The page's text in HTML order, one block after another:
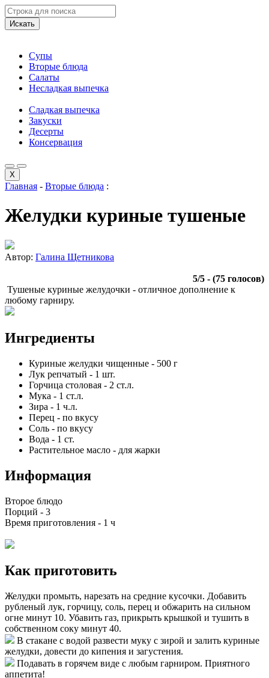
Искать
Супы
Вторые блюда
Салаты
Несладкая выпечка
Сладкая выпечка
Закуски
Десерты
Консервация
X
Главная - Вторые блюда :
Желудки куриные тушеные
Автор: Галина Щетникова
5/5 - (75 голосов)
Тушеные куриные желудочки - отличное дополнение к
любому гарниру.
Ингредиенты
Куриные желудки чищенные - 500 г
Лук репчатый - 1 шт.
Горчица столовая - 2 ст.л.
Мука - 1 ст.л.
Зира - 1 ч.л.
Перец - по вкусу
Соль - по вкусу
Вода - 1 ст.
Растительное масло - для жарки
Информация
Второе блюдо
Порций - 3
Время приготовления - 1 ч
Как приготовить
Желудки промыть, нарезать на средние кусочки. Добавить
рубленый лук, горчицу, соль, перец и обжарить на сильном
огне минут 10. Убавить газ, прикрыть крышкой и тушить в
собственном соку минут 40.
В стакане с водой развести муку с зирой и залить куриные
желудки, довести до кипения и загустения.
Подавать в горячем виде с любым гарниром. Приятного
аппетита!